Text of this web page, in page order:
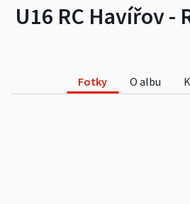
U16 RC Havířov -
Fotky O albu